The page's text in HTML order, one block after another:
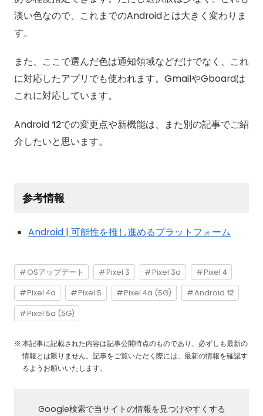
淡い色なので、これまでのAndroidとは大きく変わりま
す。
また、ここで選んだ色は通知領域などだけでなく、これ
に対応したアプリでも使われます。GmailやGboardは
これに対応しています。
Android 12での変更点や新機能は、また別の記事でご紹
介したいと思います。
参考情報
Android | 可能性を推し進めるプラットフォーム
OSアップデート Pixel 3 Pixel 3a Pixel 4
Pixel 4a Pixel 5 Pixel 4a (5G) Android 12
Pixel 5a (5G)
本記事に記載された内容は記事公開時点のものであり、必ずしも最新の
情報とは限りません。記事をご覧いただく際には、最新の情報を確認す
るようお願いいたします。
Google検索で当サイトの情報を見つけやすくする